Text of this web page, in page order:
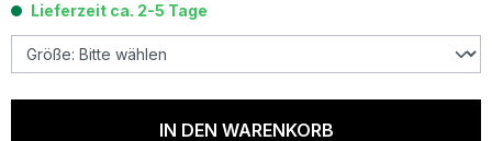
Lieferzeit ca. 2-5 Tage
IN DEN WARENKORB